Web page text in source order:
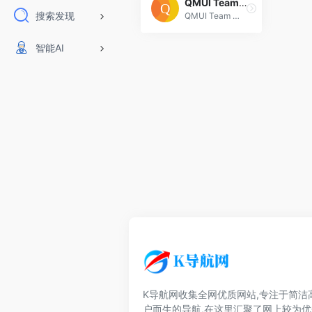
搜索发现
智能AI
QMUI Team 官网
QMUI Team 官网
K导航网收集全网优质网站,专注于简洁
户而生的导航,在这里汇聚了网上较为